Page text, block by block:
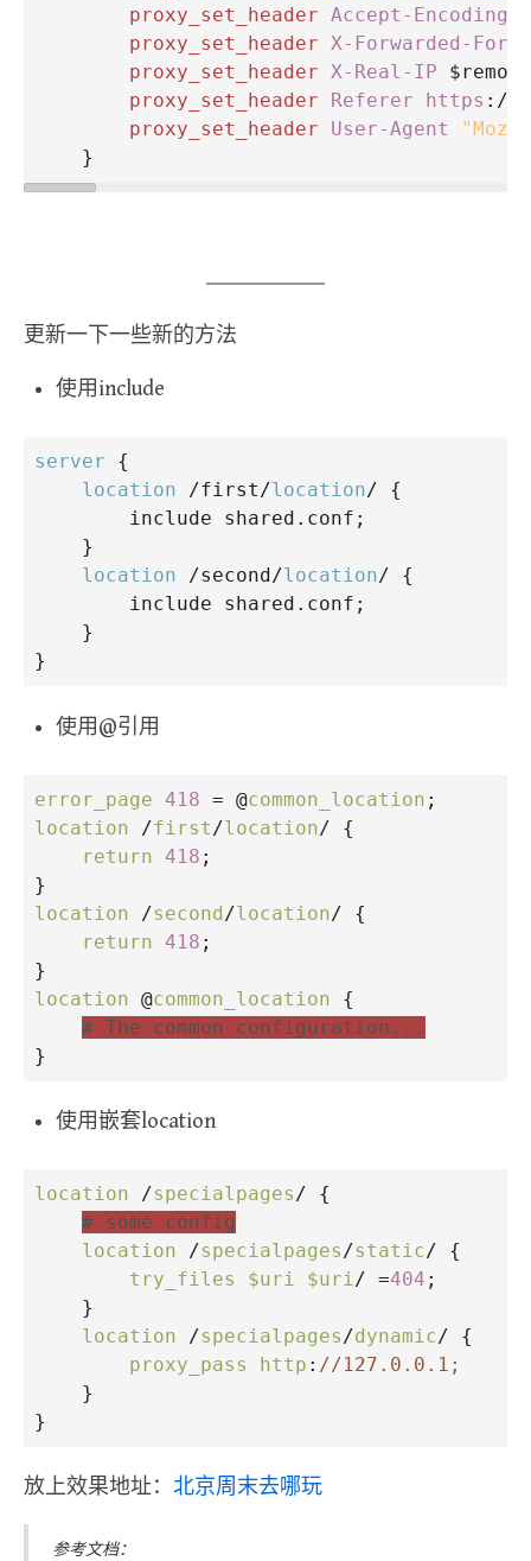
proxy_set_header Accept-Encoding
proxy_set_header X-Forwarded-For
proxy_set_header X-Real-IP
proxy_set_header
Referer https ://
proxy_set_header
User-Agent
    }
更新一下一些新的方法
使用include
server {
location /first/location/ {
include shared.conf;
    }
location /second/location/ {
include shared.conf;
    }
}
使用@引用
error_page 418 = @common_location ;
location
/first /location/ {
return 418 ;
}
location
/second /location/ {
return 418 ;
}
location @common_location {
# The common configuration...
}
使用嵌套location
location /specialpages/ {
# some config
location
/specialpages/static/ {
try_files
$uri $uri/ =404 ;
    }
location
/specialpages/dynamic/ {
proxy_pass
http : //127.0.0.1;
    }
}
放上效果地址： 北京周末去哪玩
参考文档：